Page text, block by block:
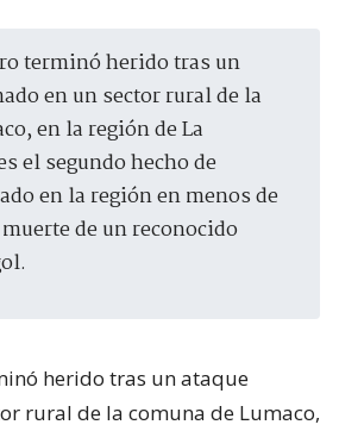
en un sector rural de la
en la región de La
el segundo hecho de
en la región en menos de
de un reconocido
herido tras un ataque
rural de la comuna de Lumaco,